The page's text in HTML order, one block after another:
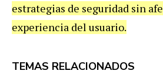
estrategias de seguridad sin
experiencia del usuario.
TEMAS RELACIONADOS